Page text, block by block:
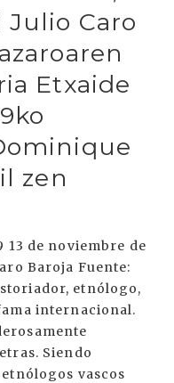
Caro
Etxaide
zen
13 de noviembre de
Baroja Fuente:
etnólogo,
internacional.
Siendo
vascos